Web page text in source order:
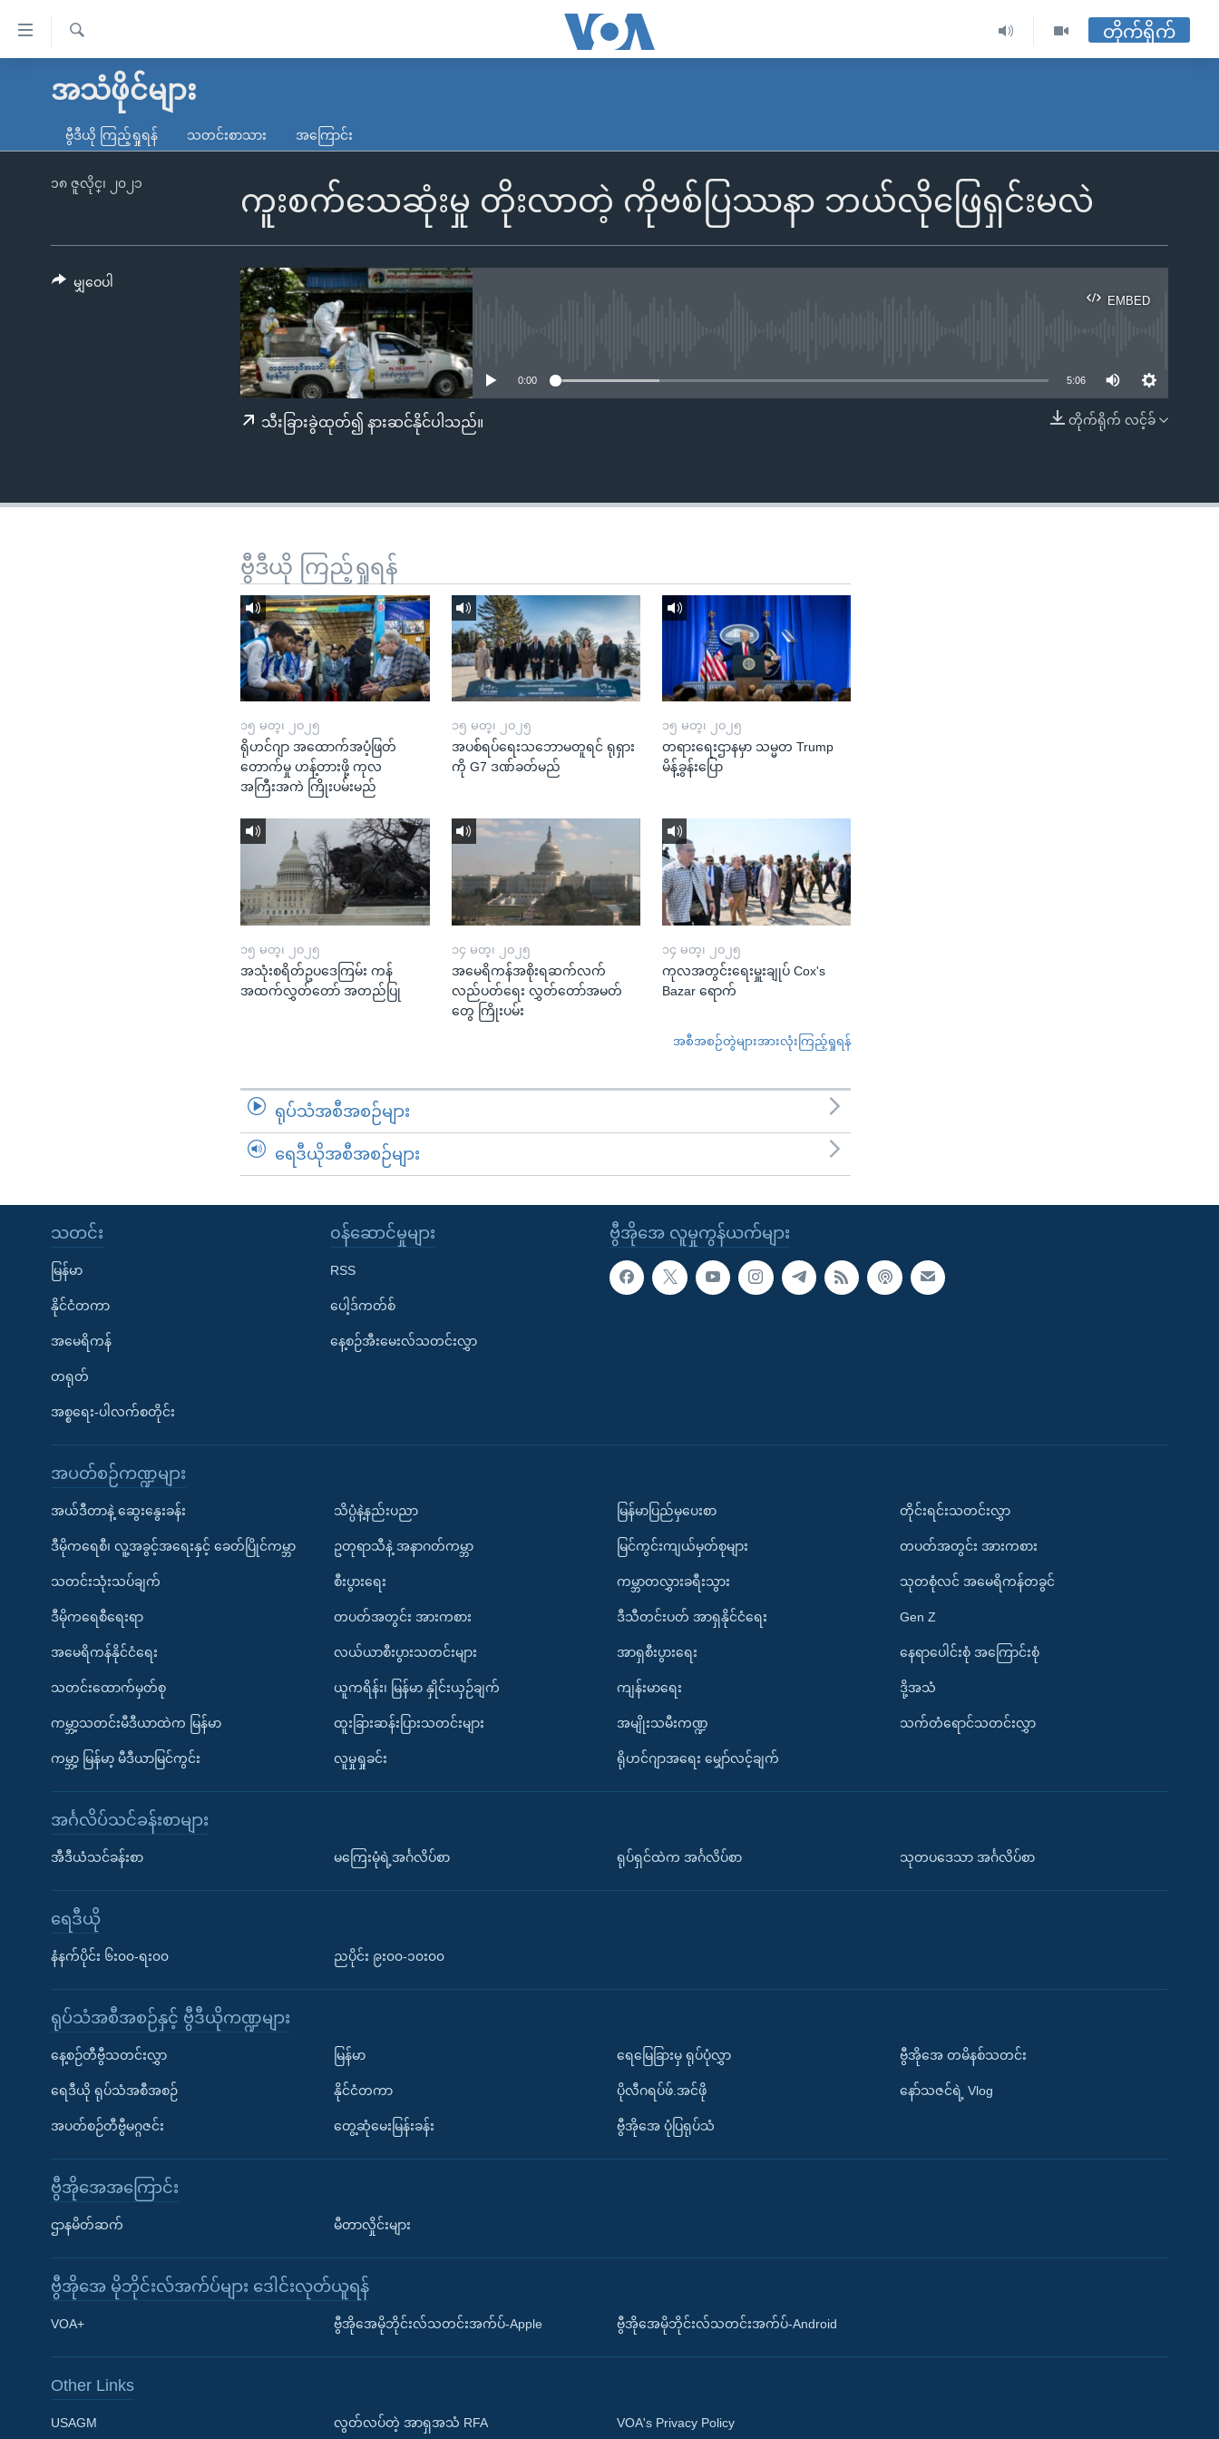
လွယ်ကူ
သည့်
ကျော်
မူလစာမျက်နှာ
ကမ္ဘာ့သတင်းများ
နိုင်ငံတကာ
တရုတ်
အစ္စရေး-ပါလက်စတိုင်း
ရပ်ဝန်းတခု လမ်းတခု အလွန်
အင်္ဂလိပ်စာလေ့လာမယ်
Learning English
ရ
တိုက်ရိုက်
အသံဖိုင်များ
ဗွီဒီယို ကြည့်ရှုရန် သတင်းစာသား အကြောင်း
ကူးစက်သေဆုံးမှု တိုးလာတဲ့ ကိုဗစ်ပြဿနာ ဘယ်လိုဖြေရှင်းမလဲ
၁၈ ဇူလိုင္၊ ၂၀၂၁
EMBED
EMBED
0:00 5:06
တိုက်ရိုက် လင့်ခ်
သီးခြားခွဲထုတ်၍ နားဆင်နိုင်ပါသည်။
မျှဝေပါ
ဗွီဒီယို ကြည့်ရှုရန်
၁၅ မတ္၊ ၂၀၂၅
ရိုဟင်ဂျာ အထောက်အပံ့ဖြတ်
တောက်မှု ဟန့်တားဖို့ ကုလ
အကြီးအကဲ ကြိုးပမ်းမည်
၁၅ မတ္၊ ၂၀၂၅
အပစ်ရပ်ရေးသဘောမတူရင် ရုရှား
ကို G7 ဒဏ်ခတ်မည်
၁၅ မတ္၊ ၂၀၂၅
တရားရေးဌာနမှာ သမ္မတ Trump
မိန့်ခွန်းပြော
၁၅ မတ္၊ ၂၀၂၅
အသုံးစရိတ်ဥပဒေကြမ်း ကန်
အထက်လွှတ်တော် အတည်ပြု
၁၄ မတ္၊ ၂၀၂၅
အမေရိကန်အစိုးရဆက်လက်
လည်ပတ်ရေး လွှတ်တော်အမတ်
တွေ ကြိုးပမ်း
၁၄ မတ္၊ ၂၀၂၅
ကုလအတွင်းရေးမှူးချုပ် Cox's
Bazar ရောက်
အစီအစဉ်တွဲများအားလုံးကြည့်ရှုရန်
ရုပ်သံအစီအစဉ်များ
ရေဒီယိုအစီအစဉ်များ
ဗွီအိုအေ လူမှုကွန်ယက်များ
သတင်း
မြန်မာ
နိုင်ငံတကာ
အမေရိကန်
တရုတ်
အစ္စရေး-ပါလက်စတိုင်း
၀န်ဆောင်မှုများ
RSS
ပေါ့ဒ်ကတ်စ်
နေ့စဉ်အီးမေးလ်သတင်းလွှာ
အပတ်စဉ်ကဏ္ဍများ
အယ်ဒီတာနဲ့ ဆွေးနွေးခန်း
ဒီမိုကရေစီ၊ လူ့အခွင့်အရေးနှင့် ခေတ်ပြိုင်ကမ္ဘာ
သတင်းသုံးသပ်ချက်
ဒီမိုကရေစီရေးရာ
အမေရိကန်နိုင်ငံရေး
သတင်းထောက်မှတ်စု
ကမ္ဘာ့သတင်းမီဒီယာထဲက မြန်မာ
ကမ္ဘာ့ မြန်မာ့ မီဒီယာမြင်ကွင်း
သိပ္ပံနဲ့နည်းပညာ
ဥတုရာသီနဲ့ အနာဂတ်ကမ္ဘာ
စီးပွားရေး
တပတ်အတွင်း အားကစား
လယ်ယာစီးပွားသတင်းများ
ယူကရိန်း၊ မြန်မာ နှိုင်းယှဉ်ချက်
ထူးခြားဆန်းပြားသတင်းများ
လူမှုရှုခင်း
မြန်မာပြည်မှပေးစာ
မြင်ကွင်းကျယ်မှတ်စုများ
ကမ္ဘာတလွှားခရီးသွား
ဒီသီတင်းပတ် အာရှနိုင်ငံရေး
အာရှစီးပွားရေး
ကျန်းမာရေး
အမျိုးသမီးကဏ္ဍ
ရိုဟင်ဂျာအရေး မျှော်လင့်ချက်
တိုင်းရင်းသတင်းလွှာ
တပတ်အတွင်း အားကစား
သုတစုံလင် အမေရိကန်တခွင်
Gen Z
နေရာပေါင်းစုံ အကြောင်းစုံ
ဒို့အသံ
သက်တံရောင်သတင်းလွှာ
အင်္ဂလိပ်သင်ခန်းစာများ
အီဒီယံသင်ခန်းစာ မကြေးမုံရဲ့အင်္ဂလိပ်စာ ရုပ်ရှင်ထဲက အင်္ဂလိပ်စာ သုတပဒေသာ အင်္ဂလိပ်စာ
ရေဒီယို
နံနက်ပိုင်း ၆း၀၀-ရး၀၀ ညပိုင်း ၉း၀၀-၁၀း၀၀
ရုပ်သံအစီအစဉ်နှင့် ဗွီဒီယိုကဏ္ဍများ
နေ့စဉ်တီဗွီသတင်းလွှာ
ရေဒီယို ရုပ်သံအစီအစဉ်
အပတ်စဉ်တီဗွီမဂ္ဂဇင်း
မြန်မာ
နိုင်ငံတကာ
တွေ့ဆုံမေးမြန်းခန်း
ရေမြေခြားမှ ရုပ်ပုံလွှာ
ပိုလီဂရပ်ဖ်.အင်ဖို
ဗွီအိုအေ ပုံပြရုပ်သံ
ဗွီအိုအေ တမိနစ်သတင်း
နော်သဇင်ရဲ့ Vlog
ဗွီအိုအေအကြောင်း
ဌာနမိတ်ဆက် မီတာလှိုင်းများ
ဗွီအိုအေ မိုဘိုင်းလ်အက်ပ်များ ဒေါင်းလုတ်ယူရန်
VOA+ ဗွီအိုအေမိုဘိုင်းလ်သတင်းအက်ပ်-Apple ဗွီအိုအေမိုဘိုင်းလ်သတင်းအက်ပ်-Android
Other Links
USAGM လွတ်လပ်တဲ့ အာရှအသံ RFA VOA's Privacy Policy